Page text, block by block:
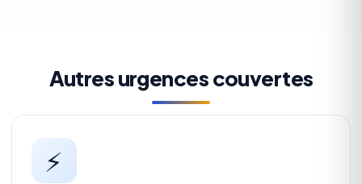
Autres urgences couvertes
⚡